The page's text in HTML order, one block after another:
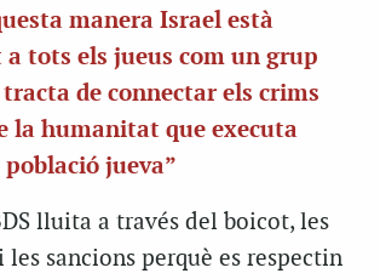
manera Israel està
tots els jueus com un grup
de connectar els crims
la humanitat que executa
jueva”
lluita a través del boicot, les
sancions perquè es respectin